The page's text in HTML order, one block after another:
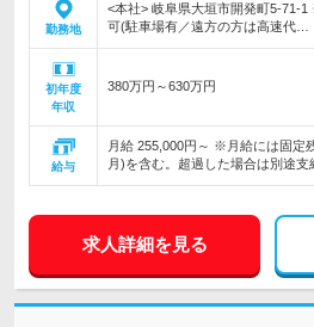
勤務地
<本社> 岐阜県大垣市開発町5-71-
可(駐車場有／遠方の方は高速代…
初年度
年収
380万円～630万円
給与
月給 255,000円～ ※月給には固定
月)を含む。超過した場合は別途
求人詳細を見る